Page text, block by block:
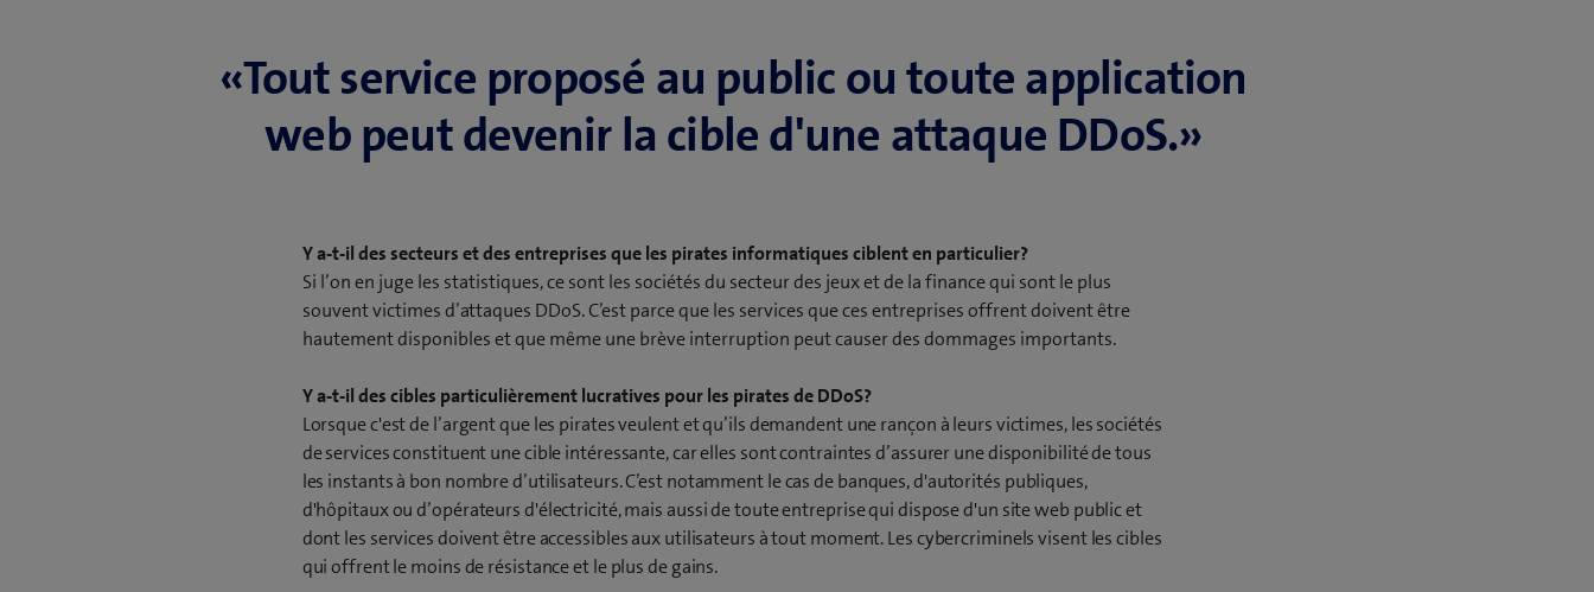
«Tout service proposé au public ou toute application
web peut devenir la cible d'une attaque DDoS.»
Y a-t-il des secteurs et des entreprises que les pirates informatiques ciblent en particulier?
Si l’on en juge les statistiques, ce sont les sociétés du secteur des jeux et de la finance qui sont le plus
souvent victimes d’attaques DDoS. C’est parce que les services que ces entreprises offrent doivent être
hautement disponibles et que même une brève interruption peut causer des dommages importants.
Y a-t-il des cibles particulièrement lucratives pour les pirates de DDoS?
Lorsque c'est de l’argent que les pirates veulent et qu’ils demandent une rançon à leurs victimes, les sociétés
de services constituent une cible intéressante, car elles sont contraintes d’assurer une disponibilité de tous
les instants à bon nombre d’utilisateurs. C’est notamment le cas de banques, d'autorités publiques,
d'hôpitaux ou d’opérateurs d'électricité, mais aussi de toute entreprise qui dispose d'un site web public et
dont les services doivent être accessibles aux utilisateurs à tout moment. Les cybercriminels visent les cibles
qui offrent le moins de résistance et le plus de gains.